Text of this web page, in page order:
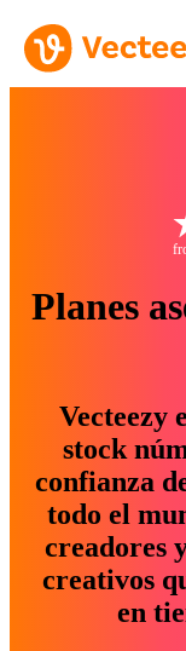
Planes
Vecteezy
stock
confianza
todo el
creadores
creativos
en